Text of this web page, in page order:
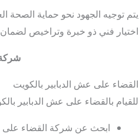
يتم توجيه الجهود نحو حماية الصحة
اختيار فني ذو خبرة وتراخيص
شركة
القضاء على عش الدبابير بالكويت
للقيام بالقضاء على عش الدبابير
ابحث عن شركة القضاء على